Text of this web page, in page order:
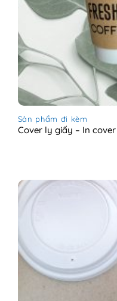
Sản phẩm đi kèm
Cover ly giấy – In